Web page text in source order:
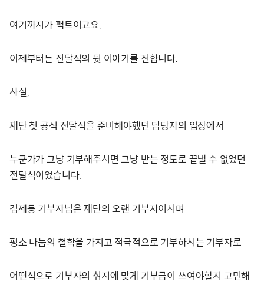
여기까지가 팩트이고요.
이제부터는 전달식의 뒷 이야기를 전합니다.
사실,
재단 첫 공식 전달식을 준비해야했던 담당자의 입장에서
누군가가 그냥 기부해주시면 그냥 받는 정도로 끝낼 수 없었던
전달식이었습니다.
김제동 기부자님은 재단의 오랜 기부자이시며
평소 나눔의 철학을 가지고 적극적으로 기부하시는 기부자로
어떤식으로 기부자의 취지에 맞게 기부금이 쓰여야할지 고민해